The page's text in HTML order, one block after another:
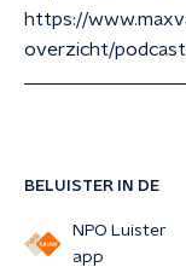
BELUISTER IN DE
NPO Luister
app
https://
overzicht/